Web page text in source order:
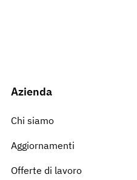
Azienda
Chi siamo
Aggiornamenti
Offerte di lavoro